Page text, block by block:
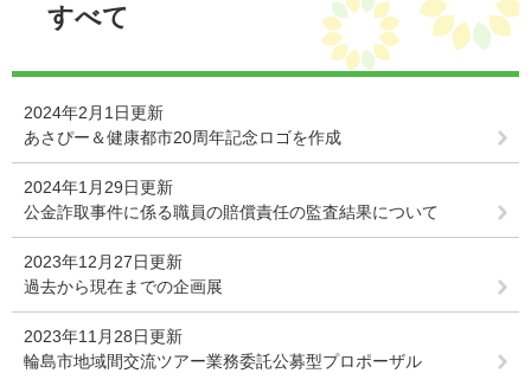
すべて
2024年2月1日更新
あさぴー＆健康都市20周年記念ロゴを作成
2024年1月29日更新
公金詐取事件に係る職員の賠償責任の監査結果について
2023年12月27日更新
過去から現在までの企画展
2023年11月28日更新
輪島市地域間交流ツアー業務委託公募型プロポーザル